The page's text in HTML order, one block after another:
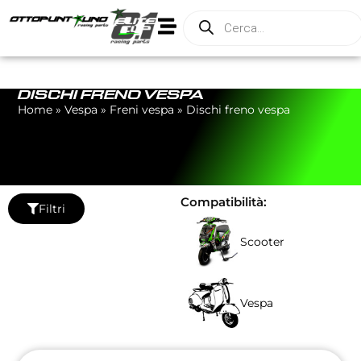
DISCHI FRENO VESPA
Home » Vespa » Freni vespa » Dischi freno vespa
Filtri Compatibilità:
Scooter
Vespa